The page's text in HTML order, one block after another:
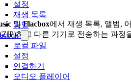
설정
재생 목록
파일
로컬 파일
설정
연결하기
오디오 플레이어
및Flacbox에서 재생 목록, 앨범,
하고 다른 기기로 전송하는 과정